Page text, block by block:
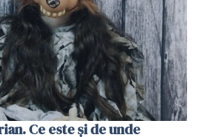
Ce este și de unde